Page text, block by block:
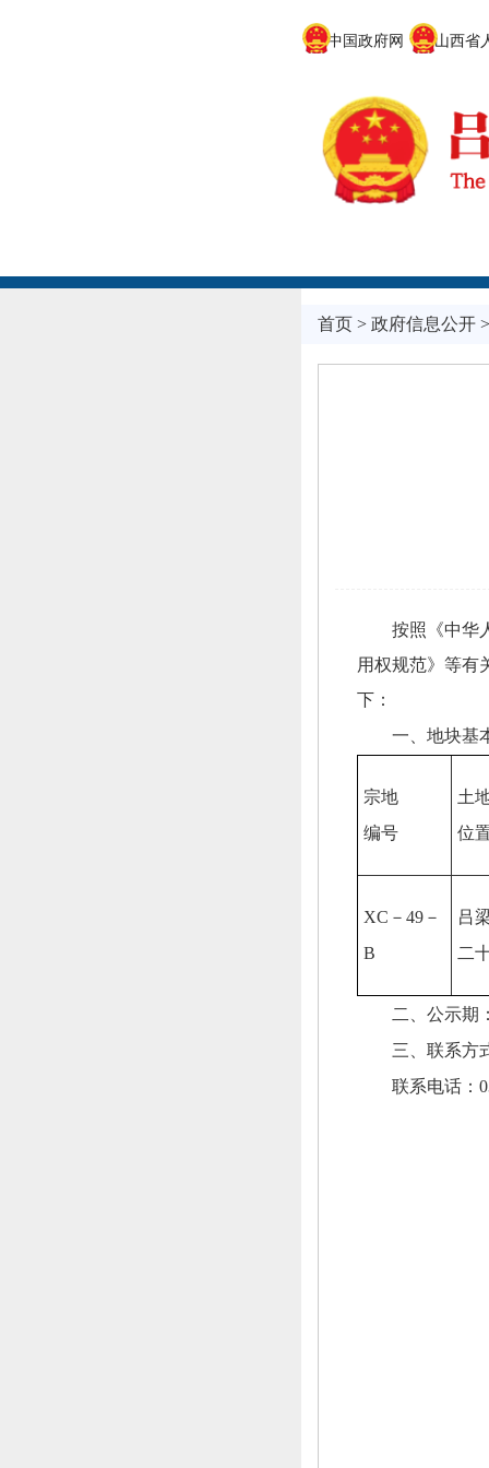
中国政府网 山西省人
首页> 政府信息公开
按照《中华
用权规范》等有
下：
一、 地块基
宗地
编号
土
位
XC－49－
B
吕
二
二、 公示期
三、 联系方
联系电话：